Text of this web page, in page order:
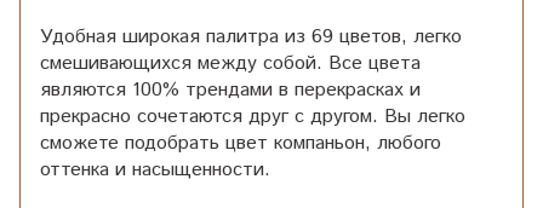
Удобная широкая палитра из 69 цветов, легко
смешивающихся между собой. Все цвета
являются 100% трендами в перекрасках и
прекрасно сочетаются друг с другом. Вы легко
сможете подобрать цвет компаньон, любого
оттенка и насыщенности.